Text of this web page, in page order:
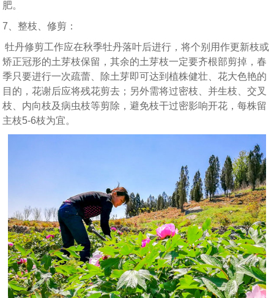
肥。
7、整枝、修剪：
牡丹修剪工作应在秋季牡丹落叶后进行，将个别用作更新枝或
矫正冠形的土芽枝保留，其余的土芽枝一定要齐根部剪掉，春
季只要进行一次疏蕾、除土芽即可达到植株健壮、花大色艳的
目的，花谢后应将残花剪去；另外需将过密枝、并生枝、交叉
枝、内向枝及病虫枝等剪除，避免枝干过密影响开花，每株留
主枝5-6枝为宜。